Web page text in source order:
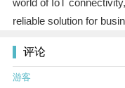
world of IoT
reliable solution for
评论
游客